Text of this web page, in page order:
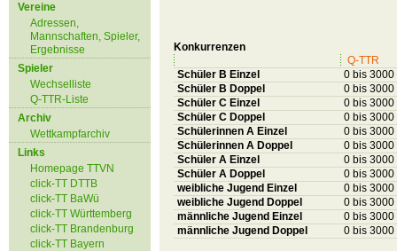
Vereine
Adressen,
Mannschaften, Spieler,
Ergebnisse
Spieler
Wechselliste
Q-TTR-Liste
Archiv
Wettkampfarchiv
Links
Homepage TTVN
click-TT DTTB
click-TT BaWü
click-TT Württemberg
click-TT Brandenburg
click-TT Bayern
Konkurrenzen
Q-TTR
Schüler B Einzel
0 bis 3000
Schüler B Doppel
0 bis 3000
Schüler C Einzel
0 bis 3000
Schüler C Doppel
0 bis 3000
Schülerinnen A Einzel
0 bis 3000
Schülerinnen A Doppel
0 bis 3000
Schüler A Einzel
0 bis 3000
Schüler A Doppel
0 bis 3000
weibliche Jugend Einzel
0 bis 3000
weibliche Jugend Doppel
0 bis 3000
männliche Jugend Einzel
0 bis 3000
männliche Jugend Doppel
0 bis 3000